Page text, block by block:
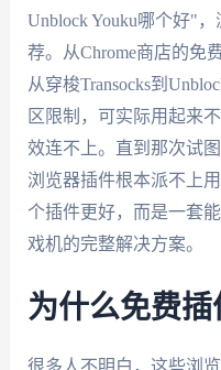
Unblock Youku哪个好"
荐。从Chrome商店的免
从穿梭Transocks到
区限制，可实际用起来
效连不上。直到那次试
浏览器插件根本派不上
个插件更好，而是一套
戏机的完整解决方案。
为什么免费
很多人不明白，这些浏